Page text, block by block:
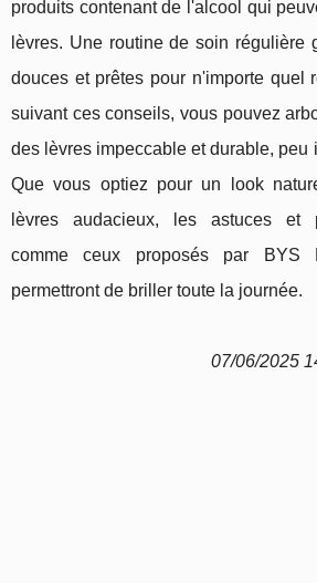
produits contenant de l'alcool qui
lèvres. Une routine de soin régulière
douces et prêtes pour n'importe quel
suivant ces conseils, vous pouvez
des lèvres impeccable et durable, peu
Que vous optiez pour un look
lèvres audacieux, les astuces et
comme ceux proposés par BYS
permettront de briller toute la journée.
07/06/2025